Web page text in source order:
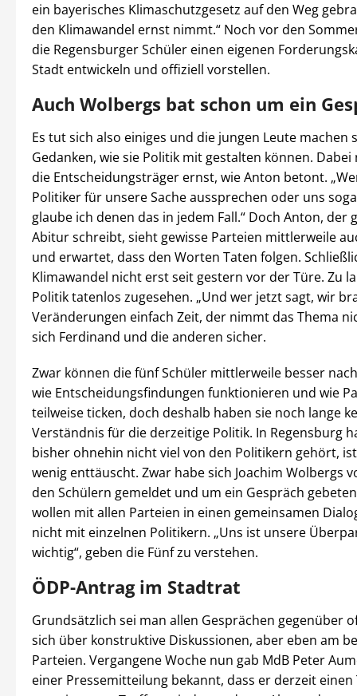
ein bayerisches Klimaschutzgesetz auf den Weg
den Klimawandel ernst nimmt.“ Noch vor den
die Regensburger Schüler einen eigenen
Stadt entwickeln und offiziell vorstellen.
Auch Wolbergs bat schon um ein
Es tut sich also einiges und die jungen Leute machen
Gedanken, wie sie Politik mit gestalten können. Dabei
die Entscheidungsträger ernst, wie Anton betont.
Politiker für unsere Sache aussprechen oder uns
glaube ich denen das in jedem Fall.“ Doch Anton, der
Abitur schreibt, sieht gewisse Parteien mittlerweile
und erwartet, dass den Worten Taten folgen.
Klimawandel nicht erst seit gestern vor der Türe. Zu
Politik tatenlos zugesehen. „Und wer jetzt sagt, wir
Veränderungen einfach Zeit, der nimmt das Thema
sich Ferdinand und die anderen sicher.
Zwar können die fünf Schüler mittlerweile besser
wie Entscheidungsfindungen funktionieren und wie
teilweise ticken, doch deshalb haben sie noch lange
Verständnis für die derzeitige Politik. In Regensburg
bisher ohnehin nicht viel von den Politikern gehört,
wenig enttäuscht. Zwar habe sich Joachim Wolbergs
den Schülern gemeldet und um ein Gespräch
wollen mit allen Parteien in einen gemeinsamen
nicht mit einzelnen Politikern. „Uns ist unsere
wichtig“, geben die Fünf zu verstehen.
ÖDP-Antrag im Stadtrat
Grundsätzlich sei man allen Gesprächen gegenüber
sich über konstruktive Diskussionen, aber eben am
Parteien. Vergangene Woche nun gab MdB Peter
einer Pressemitteilung bekannt, dass er derzeit